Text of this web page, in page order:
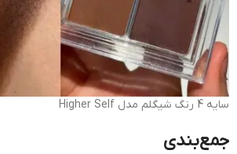
سایه 4 رنگ شیگلم مدل Higher Self
جمع‌بندی